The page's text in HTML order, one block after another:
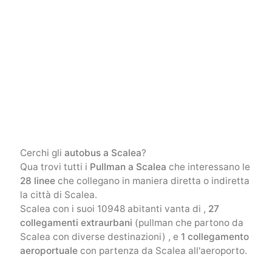
Cerchi gli autobus a Scalea?
Qua trovi tutti i Pullman a Scalea che interessano le
28 lineeche collegano in maniera diretta o indiretta
la città di Scalea.
Scalea con i suoi 10948 abitanti vanta di , 27
collegamenti extraurbani (pullman che partono da
Scalea con diverse destinazioni) , e 1 collegamento
aeroportualecon partenza da Scalea all'aeroporto.